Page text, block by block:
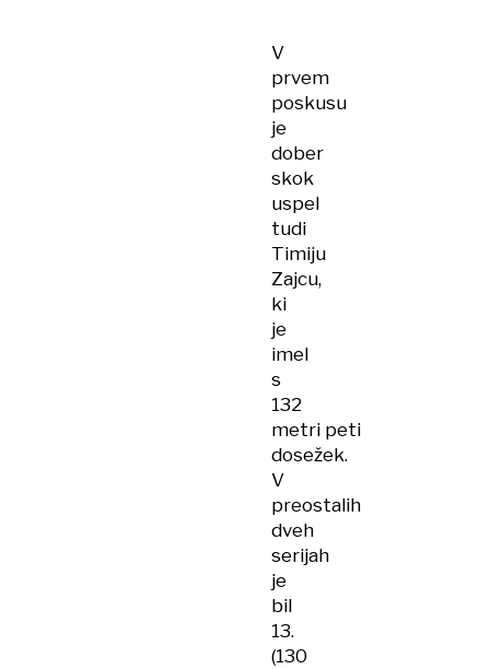
Domen!«
V
prvem
poskusu
je
dober
skok
uspel
tudi
Timiju
Zajcu,
ki
je
imel
s
132
metri peti
dosežek.
V
preostalih
dveh
serijah
je
bil
13.
(130